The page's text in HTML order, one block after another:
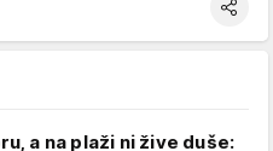
a na plaži ni žive duše: